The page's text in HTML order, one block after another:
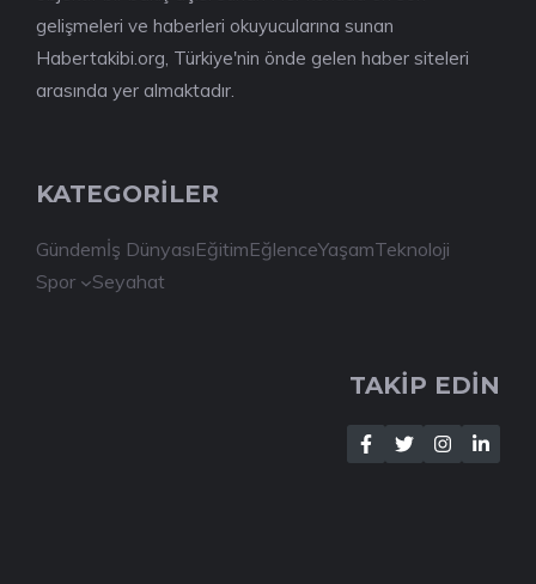
gelişmeleri ve haberleri okuyucularına sunan
Habertakibi.org, Türkiye'nin önde gelen haber siteleri
arasında yer almaktadır.
KATEGORİLER
Gündemİş DünyasıEğitimEğlenceYaşamTeknoloji
Spor
Seyahat
TAKİP EDİN